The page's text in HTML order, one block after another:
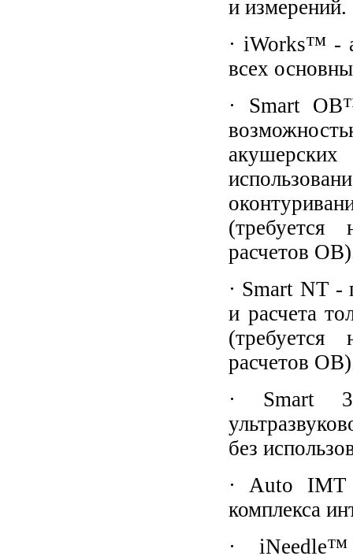
и измерений.
· iWorks™ -
всех
· Smart
расчетов
· Smart NT -
и расчета
расчетов
· Smart
без
· Auto IMT
комплекса
·